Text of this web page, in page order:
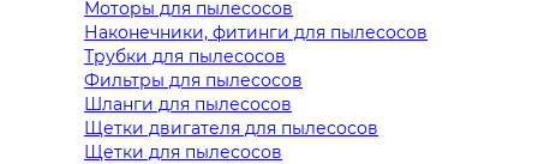
Моторы для пылесосов
Наконечники, фитинги для пылесосов
Трубки для пылесосов
Фильтры для пылесосов
Шланги для пылесосов
Щетки двигателя для пылесосов
Щетки для пылесосов